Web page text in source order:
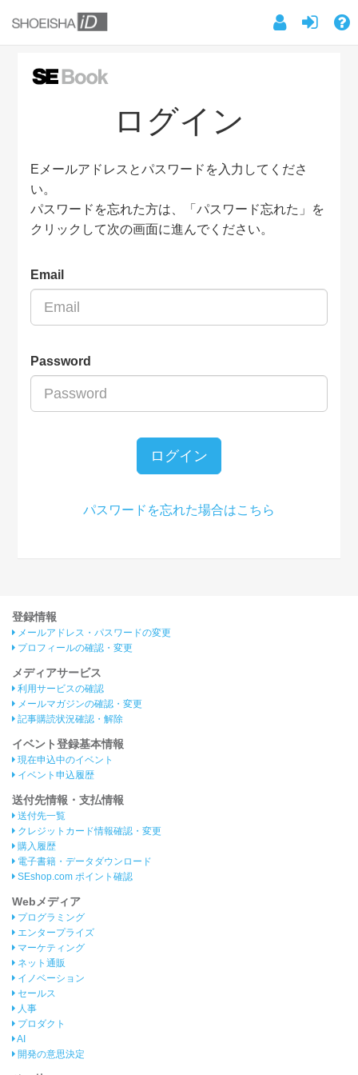
ログイン
Eメールアドレスとパスワードを入力してくださ
い。
パスワードを忘れた方は、「パスワード忘れた」を
クリックして次の画面に進んでください。
Email
Password
ログイン
パスワードを忘れた場合はこちら
登録情報
メールアドレス・パスワードの変更
プロフィールの確認・変更
メディアサービス
利用サービスの確認
メールマガジンの確認・変更
記事購読状況確認・解除
イベント登録基本情報
現在申込中のイベント
イベント申込履歴
送付先情報・支払情報
送付先一覧
クレジットカード情報確認・変更
購入履歴
電子書籍・データダウンロード
SEshop.com ポイント確認
Webメディア
プログラミング
エンタープライズ
マーケティング
ネット通販
イノベーション
セールス
人事
プロダクト
AI
開発の意思決定